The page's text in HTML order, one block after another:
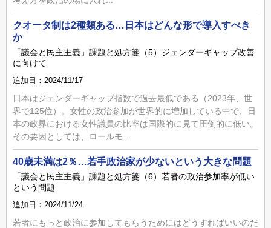
クオータ制は2種類ある…日本はどんな形で導入すべき
か
「議会と民主主義」課題と処方箋（5）ジェンダーギャップ改善
に向けて
追加日：2024/11/17
日本はジェンダーギャップ指数で過去最低である（2023年、世
界で125位）。女性の政治参加が世界的に増加している中で、日
本の政界における女性議員の比率は国際的に見て圧倒的に低い。
その要因としては、ロールモ...
40歳未満は2％…若手政治家が少ないという大きな問題
「議会と民主主義」課題と処方箋（6）若者の政治参加率が低い
という問題
追加日：2024/11/24
若者にもっと政治に参加してもらうためにはどうすればいいのだ